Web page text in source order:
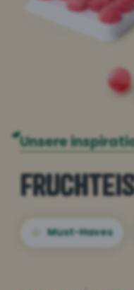
Unsere
Must-Haves